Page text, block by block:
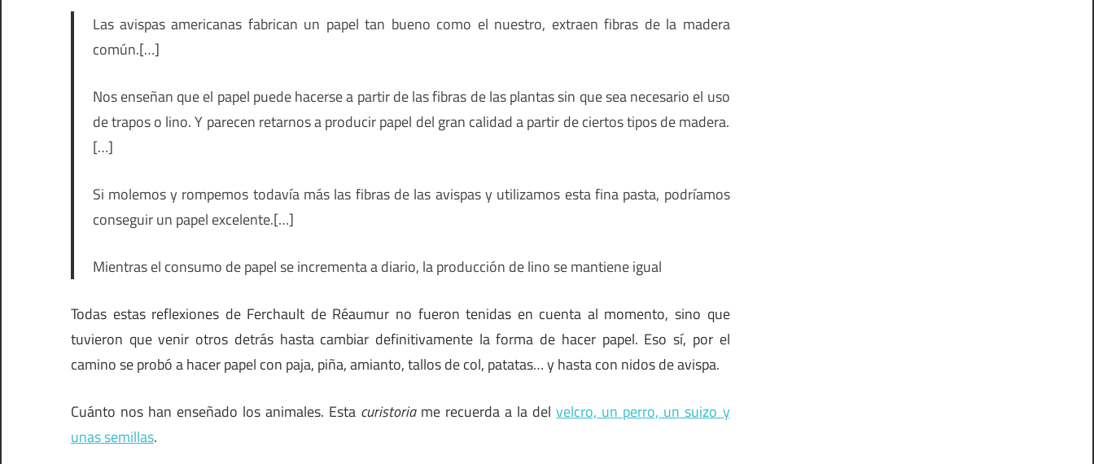
Las avispas americanas fabrican un papel tan bueno como el nuestro, extraen fibras de la madera
común.[…]
Nos enseñan que el papel puede hacerse a partir de las fibras de las plantas sin que sea necesario el uso
de trapos o lino. Y parecen retarnos a producir papel del gran calidad a partir de ciertos tipos de madera.
[…]
Si molemos y rompemos todavía más las fibras de las avispas y utilizamos esta fina pasta, podríamos
conseguir un papel excelente.[…]
Mientras el consumo de papel se incrementa a diario, la producción de lino se mantiene igual
Todas estas reflexiones de Ferchault de Réaumur no fueron tenidas en cuenta al momento, sino que
tuvieron que venir otros detrás hasta cambiar definitivamente la forma de hacer papel. Eso sí, por el
camino se probó a hacer papel con paja, piña, amianto, tallos de col, patatas… y hasta con nidos de avispa.
Cuánto nos han enseñado los animales. Esta curistoriame recuerda a la delvelcro, un perro, un suizo y
unas semillas.